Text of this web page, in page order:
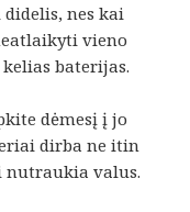
nes kai
vieno
baterijas.
dėmesį į jo
dirba ne itin
nutraukia valus.